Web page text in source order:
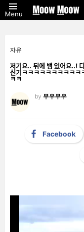
Menu
자유
저기요.. 뒤에 뱀 있어요..!
신기ㅋㅋㅋㅋㅋㅋㅋㅋ
ㅋㅋ
by 무우무우
Facebook